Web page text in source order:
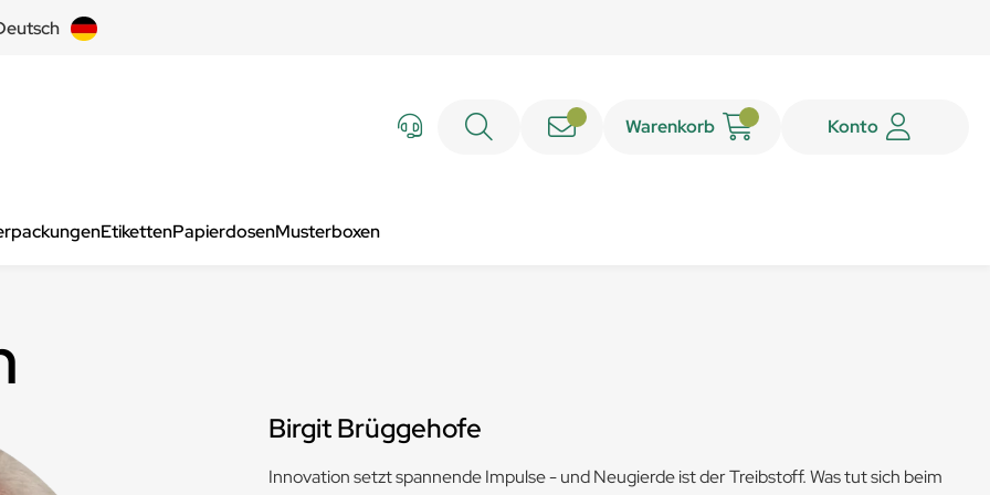
Warenkorb Konto
EtikettenPapierdosenMusterboxen
Birgit Brüggehofe
Innovation setzt spannende Impulse - und Neugierde ist der Treibstoff. Was tut sich beim